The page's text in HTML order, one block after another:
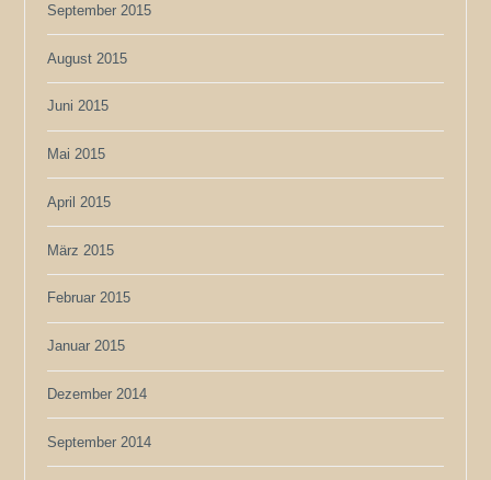
September 2015
August 2015
Juni 2015
Mai 2015
April 2015
März 2015
Februar 2015
Januar 2015
Dezember 2014
September 2014